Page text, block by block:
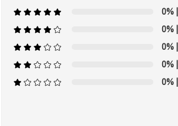
0%
0%
0%
0%
0%